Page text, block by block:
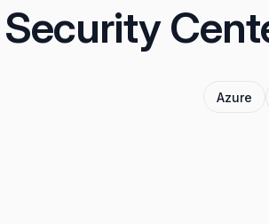
Azure